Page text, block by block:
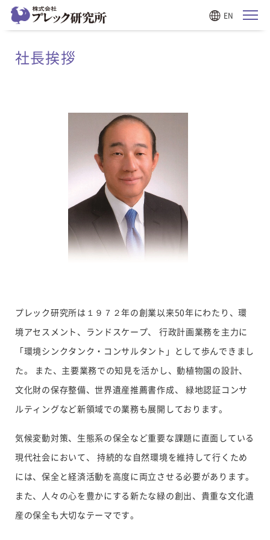
EN
社長挨拶
プレック研究所は１９７２年の創業以来50年にわたり、環
境アセスメント、ランドスケープ、 行政計画業務を主力に
「環境シンクタンク・コンサルタント」として歩んできまし
た。 また、主要業務での知見を活かし、動植物園の設計、
文化財の保存整備、世界遺産推薦書作成、 緑地認証コンサ
ルティングなど新領域での業務も展開しております。
気候変動対策、生態系の保全など重要な課題に直面している
現代社会において、 持続的な自然環境を維持して行くため
には、保全と経済活動を高度に両立させる必要があります。
また、人々の心を豊かにする新たな緑の創出、貴重な文化遺
産の保全も大切なテーマです。